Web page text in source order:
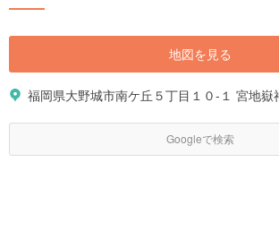
地図を見る
福岡県大野城市南ケ丘５丁目１０-１ 宮地嶽
Googleで検索